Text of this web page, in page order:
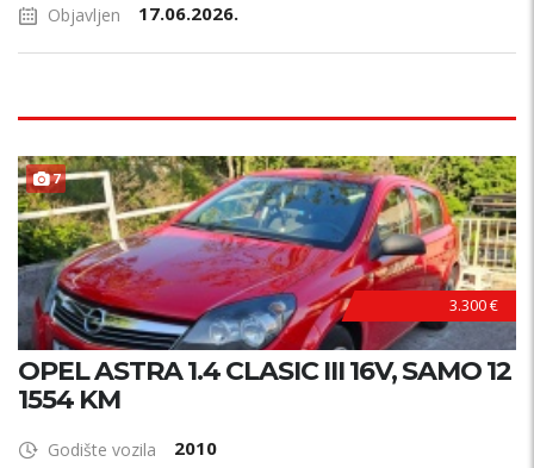
Objavljen 17.06.2026.
7 P
R
V
I
V
L
A
S
N
I
K
3.300 €
OPEL ASTRA 1.4 CLASIC III 16V, SAMO 12
1554 KM
Godište vozila 2010